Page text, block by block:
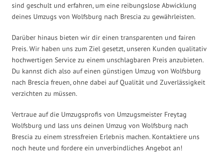
sind geschult und erfahren, um eine reibungslose Abwicklung
deines Umzugs von Wolfsburg nach Brescia zu gewährleisten.
Darüber hinaus bieten wir dir einen transparenten und fairen
Preis. Wir haben uns zum Ziel gesetzt, unseren Kunden qualitativ
hochwertigen Service zu einem unschlagbaren Preis anzubieten.
Du kannst dich also auf einen günstigen Umzug von Wolfsburg
nach Brescia freuen, ohne dabei auf Qualität und Zuverlässigkeit
verzichten zu müssen.
Vertraue auf die Umzugsprofis von Umzugsmeister Freytag
Wolfsburg und lass uns deinen Umzug von Wolfsburg nach
Brescia zu einem stressfreien Erlebnis machen. Kontaktiere uns
noch heute und fordere ein unverbindliches Angebot an!